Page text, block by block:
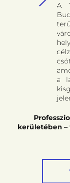
A
a
kerületében